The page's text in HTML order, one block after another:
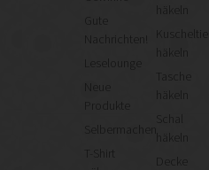
Gute
Nachrichten!
Leselounge
Neue
Produkte
Selbermachen
T-Shirt
häkeln
Kuscheltier
Tasche
häkeln